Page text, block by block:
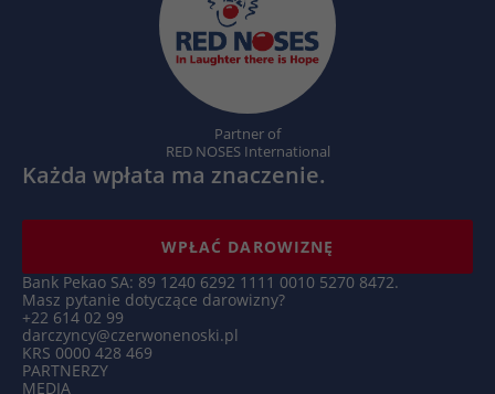
Partner of
RED NOSES International
Każda wpłata ma znaczenie.
WPŁAĆ DAROWIZNĘ
Bank Pekao SA: 89 1240 6292 1111 0010 5270 8472.
Masz pytanie dotyczące darowizny?
+22 614 02 99
darczyncy@czerwonenoski.pl
KRS 0000 428 469
PARTNERZY
MEDIA